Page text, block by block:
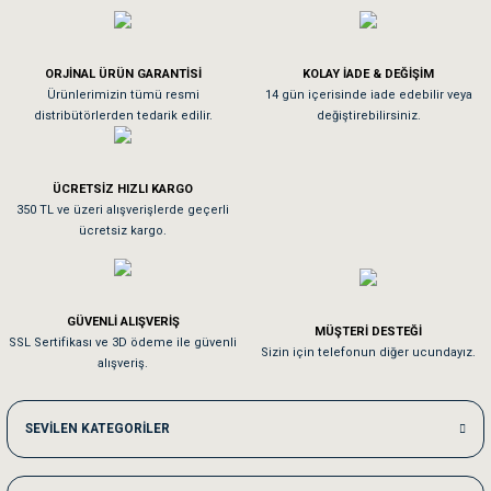
düşük yağ içeriği ve sindirim dostu özellikleri ile bu mama, kilo kontrolünü sağlayarak
köpeğinizin sağlığını ve mutluluğunu destekler. Omega-3 yağ asitleri, cilt sağlığını
Köpeğim bayıldı hediyeler için teşekkürler
As**** Tu******
Tavşanım kafesinin kalitesine ve paketlemesine bayıldım
Sa**** On******
Kedilerim beğeniyorlar. Memnunuz. Uygun fiyatta olması iyi.
Me***** Ya******
Akşam verdiğim sipariş bir sonraki gün elime ulaştı. Jack russell köpeğim
ORJİNAL ÜRÜN GARANTİSİ
Ürünlerimizin tümü resmi
distribütörlerden tedarik edilir.
KOLAY İADE & DEĞİŞİM
14 gün içerisinde iade edebilir veya
değiştirebilirsiniz.
ÜCRETSİZ HIZLI KARGO
350 TL ve üzeri alışverişlerde geçerli
ücretsiz kargo.
GÜVENLİ ALIŞVERİŞ
SSL Sertifikası ve 3D ödeme ile güvenli
alışveriş.
MÜŞTERİ DESTEĞİ
Sizin için telefonun diğer ucundayız.
SEVİLEN KATEGORİLER